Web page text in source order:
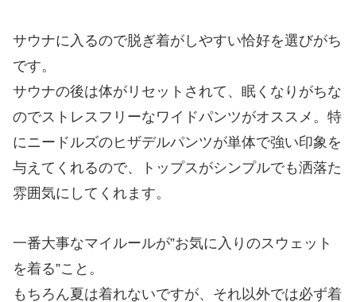
サウナに入るので脱ぎ着がしやすい恰好を選びがち
です。
サウナの後は体がリセットされて、眠くなりがちな
のでストレスフリーなワイドパンツがオススメ。特
にニードルズのヒザデルパンツが単体で強い印象を
与えてくれるので、トップスがシンプルでも洒落た
雰囲気にしてくれます。
一番大事なマイルールが”お気に入りのスウェット
を着る”こと。
もちろん夏は着れないですが、それ以外では必ず着